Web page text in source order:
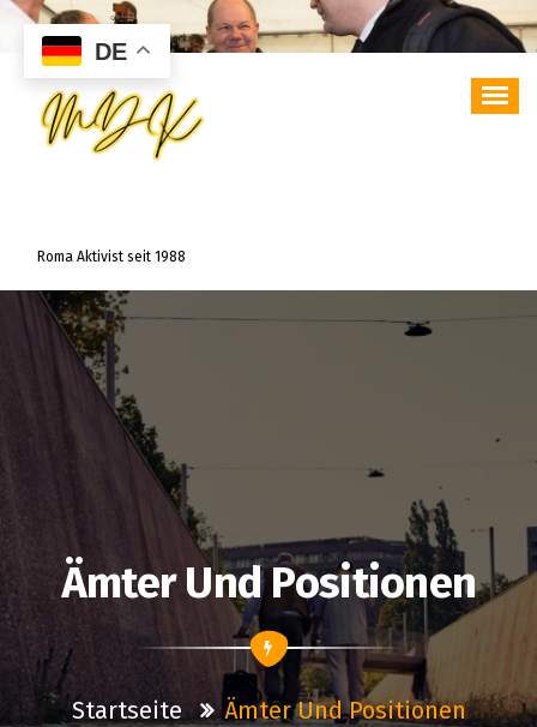
Zum
Inhalt
springen
Roma Aktivist seit 1988
Ämter Und Positionen
Startseite Ämter Und Positionen
DE